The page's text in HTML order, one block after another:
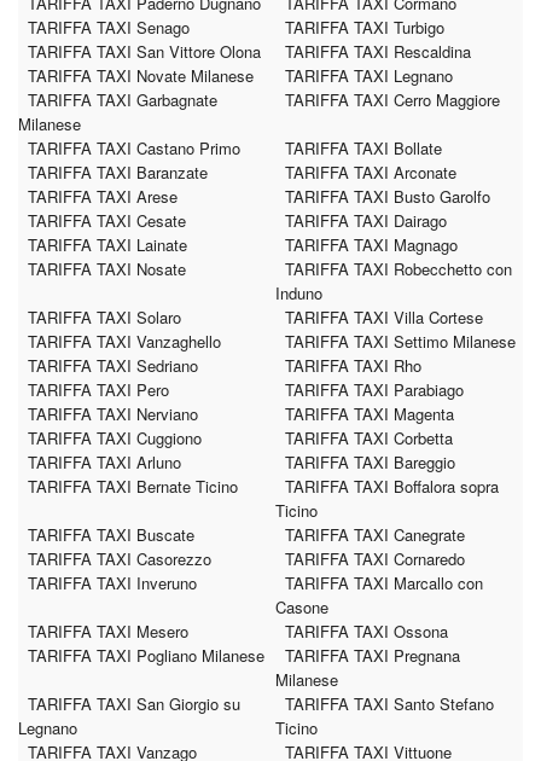
TARIFFA TAXI Senago
TARIFFA TAXI Turbigo
TARIFFA TAXI San Vittore Olona
TARIFFA TAXI Rescaldina
TARIFFA TAXI Novate Milanese
TARIFFA TAXI Legnano
TARIFFA TAXI Garbagnate
Milanese
TARIFFA TAXI Cerro Maggiore
TARIFFA TAXI Castano Primo
TARIFFA TAXI Bollate
TARIFFA TAXI Baranzate
TARIFFA TAXI Arconate
TARIFFA TAXI Arese
TARIFFA TAXI Busto Garolfo
TARIFFA TAXI Cesate
TARIFFA TAXI Dairago
TARIFFA TAXI Lainate
TARIFFA TAXI Magnago
TARIFFA TAXI Nosate
TARIFFA TAXI Robecchetto con
Induno
TARIFFA TAXI Solaro
TARIFFA TAXI Villa Cortese
TARIFFA TAXI Vanzaghello
TARIFFA TAXI Settimo Milanese
TARIFFA TAXI Sedriano
TARIFFA TAXI Rho
TARIFFA TAXI Pero
TARIFFA TAXI Parabiago
TARIFFA TAXI Nerviano
TARIFFA TAXI Magenta
TARIFFA TAXI Cuggiono
TARIFFA TAXI Corbetta
TARIFFA TAXI Arluno
TARIFFA TAXI Bareggio
TARIFFA TAXI Bernate Ticino
TARIFFA TAXI Boffalora sopra
Ticino
TARIFFA TAXI Buscate
TARIFFA TAXI Canegrate
TARIFFA TAXI Casorezzo
TARIFFA TAXI Cornaredo
TARIFFA TAXI Inveruno
TARIFFA TAXI Marcallo con
Casone
TARIFFA TAXI Mesero
TARIFFA TAXI Ossona
TARIFFA TAXI Pogliano Milanese
TARIFFA TAXI Pregnana
Milanese
TARIFFA TAXI San Giorgio su
Legnano
TARIFFA TAXI Santo Stefano
Ticino
TARIFFA TAXI Vanzago
TARIFFA TAXI Vittuone